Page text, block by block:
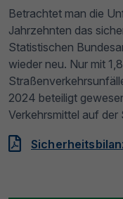
Betrachtet man die
Jahrzehnten das
Statistischen
wieder neu. Nur mit
2024 beteiligt
Verkehrsmittel auf der